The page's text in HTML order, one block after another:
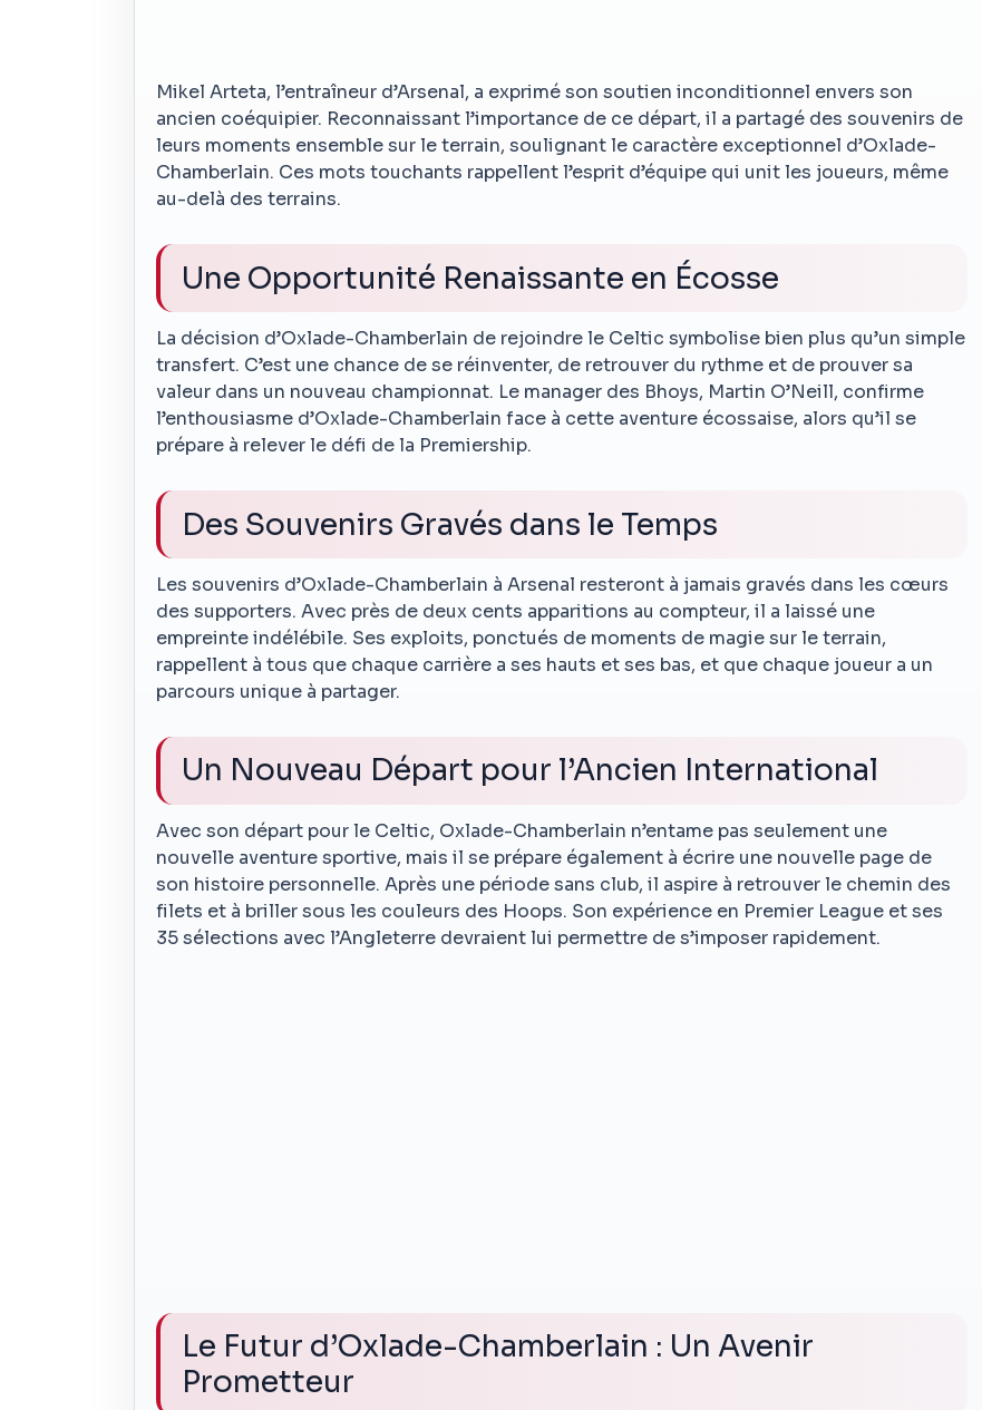
Mikel Arteta, l’entraîneur d’Arsenal, a exprimé son soutien inconditionnel envers son
ancien coéquipier. Reconnaissant l’importance de ce départ, il a partagé des souvenirs de
leurs moments ensemble sur le terrain, soulignant le caractère exceptionnel d’Oxlade-
Chamberlain. Ces mots touchants rappellent l’esprit d’équipe qui unit les joueurs, même
au-delà des terrains.
Une Opportunité Renaissante en Écosse
La décision d’Oxlade-Chamberlain de rejoindre le Celtic symbolise bien plus qu’un simple
transfert. C’est une chance de se réinventer, de retrouver du rythme et de prouver sa
valeur dans un nouveau championnat. Le manager des Bhoys, Martin O’Neill, confirme
l’enthousiasme d’Oxlade-Chamberlain face à cette aventure écossaise, alors qu’il se
prépare à relever le défi de la Premiership.
Des Souvenirs Gravés dans le Temps
Les souvenirs d’Oxlade-Chamberlain à Arsenal resteront à jamais gravés dans les cœurs
des supporters. Avec près de deux cents apparitions au compteur, il a laissé une
empreinte indélébile. Ses exploits, ponctués de moments de magie sur le terrain,
rappellent à tous que chaque carrière a ses hauts et ses bas, et que chaque joueur a un
parcours unique à partager.
Un Nouveau Départ pour l’Ancien International
Avec son départ pour le Celtic, Oxlade-Chamberlain n’entame pas seulement une
nouvelle aventure sportive, mais il se prépare également à écrire une nouvelle page de
son histoire personnelle. Après une période sans club, il aspire à retrouver le chemin des
filets et à briller sous les couleurs des Hoops. Son expérience en Premier League et ses
35 sélections avec l’Angleterre devraient lui permettre de s’imposer rapidement.
Le Futur d’Oxlade-Chamberlain : Un Avenir
Prometteur